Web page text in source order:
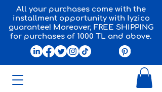
All your purchases come with the
installment opportunity with Iyzico
guarantee! Moreover, FREE SHIPPING
for purchases of 1000 TL and above.